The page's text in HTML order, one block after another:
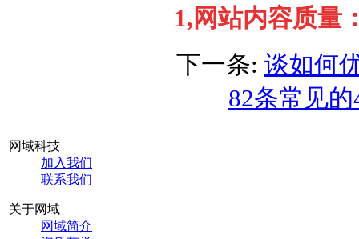
1,网站内容质量
下一条: 谈如何
82条常见
网域科技
加入我们
联系我们
关于网域
网域简介